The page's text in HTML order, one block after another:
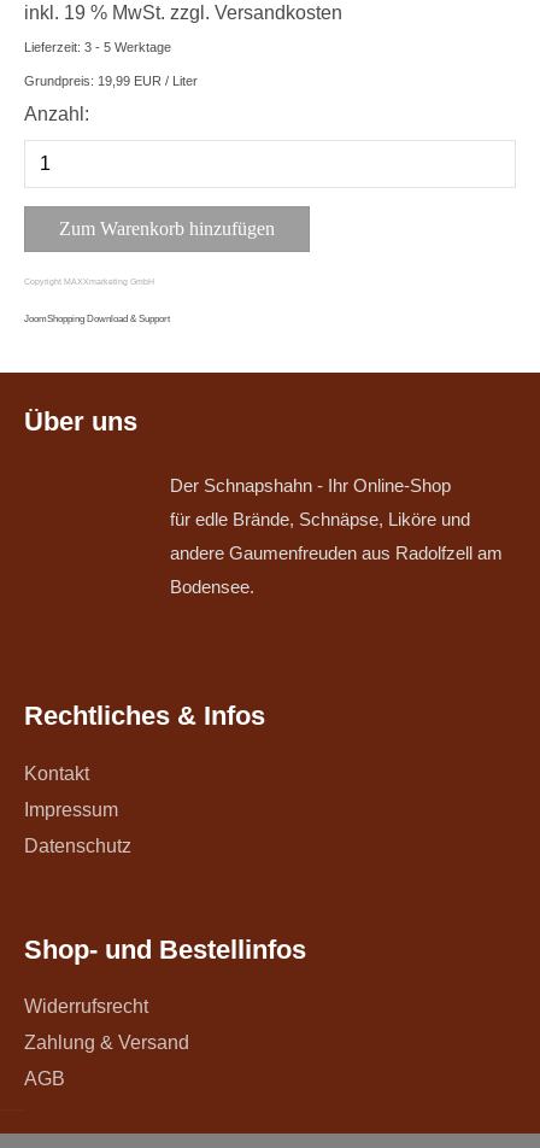
inkl. 19 % MwSt. zzgl. Versandkosten
Lieferzeit: 3 - 5 Werktage
Grundpreis: 19,99 EUR / Liter
Anzahl:
Copyright MAXXmarketing GmbH
JoomShopping Download & Support
Über uns
Der Schnapshahn - Ihr Online-Shop
für edle Brände, Schnäpse, Liköre und
andere Gaumenfreuden aus Radolfzell am
Bodensee.
Rechtliches & Infos
Kontakt
Impressum
Datenschutz
Shop- und Bestellinfos
Widerrufsrecht
Zahlung & Versand
AGB